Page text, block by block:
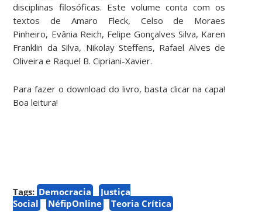
disciplinas filosóficas. Este volume conta com os
textos de Amaro Fleck, Celso de Moraes
Pinheiro, Evânia Reich, Felipe Gonçalves Silva, Karen
Franklin da Silva, Nikolay Steffens, Rafael Alves de
Oliveira e Raquel B. Cipriani-Xavier.
Para fazer o download do livro, basta clicar na capa!
Boa leitura!
Tags: Democracia
Justiça
Social
NéfipOnline Teoria Crítica